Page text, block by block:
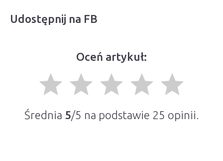
Udostępnij na FB
Oceń artykuł:
grade grade grade grade grade
Średnia 5/5 na podstawie 25 opinii.